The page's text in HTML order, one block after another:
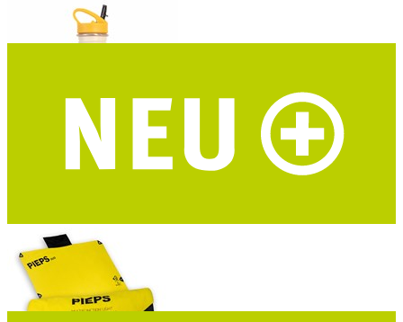
ROADTYPING Kinder Trinkflasche Adventure Kid